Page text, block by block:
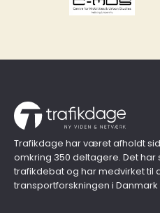
Trafikdage har været afholdt
omkring 350 deltagere. Det
trafikdebat og har medvirket til
transportforskningen i